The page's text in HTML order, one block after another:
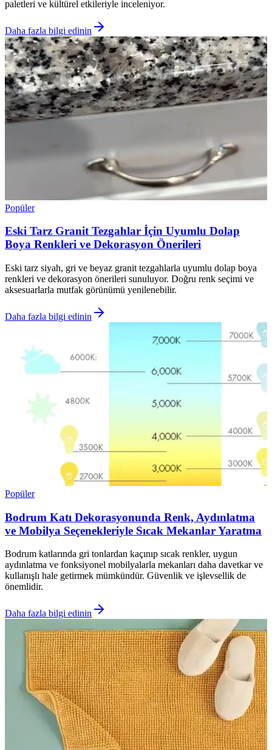
paletleri ve kültürel etkileriyle inceleniyor.
Daha fazla bilgi edinin
Popüler
Eski Tarz Granit Tezgahlar İçin Uyumlu Dolap
Boya Renkleri ve Dekorasyon Önerileri
Eski tarz siyah, gri ve beyaz granit tezgahlarla uyumlu dolap boya
renkleri ve dekorasyon önerileri sunuluyor. Doğru renk seçimi ve
aksesuarlarla mutfak görünümü yenilenebilir.
Daha fazla bilgi edinin
Popüler
Bodrum Katı Dekorasyonunda Renk, Aydınlatma
ve Mobilya Seçenekleriyle Sıcak Mekanlar Yaratma
Bodrum katlarında gri tonlardan kaçınıp sıcak renkler, uygun
aydınlatma ve fonksiyonel mobilyalarla mekanları daha davetkar ve
kullanışlı hale getirmek mümkündür. Güvenlik ve işlevsellik de
önemlidir.
Daha fazla bilgi edinin